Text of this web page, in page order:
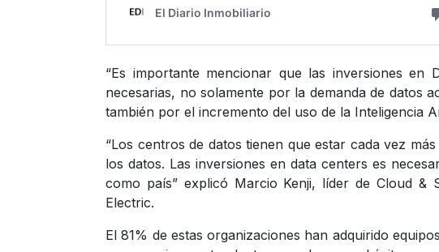
“Es importante mencionar que las inversiones en
necesarias, no solamente por la demanda de datos
también por el incremento del uso de la Inteligencia
“Los centros de datos tienen que estar cada vez
los datos. Las inversiones en data centers es
como país” explicó Marcio Kenji, líder de Cloud &
Electric.
El 81% de estas organizaciones han adquirido